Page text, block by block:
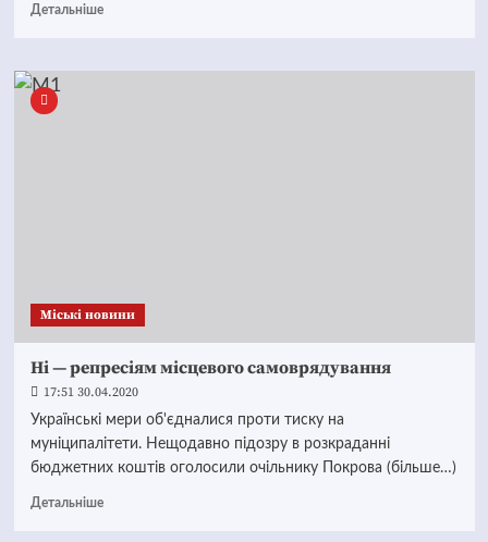
Детальніше
Mіські новини
Ні — репресіям місцевого самоврядування
17:51 30.04.2020
Українські мери об'єдналися проти тиску на
муніципалітети. Нещодавно підозру в розкраданні
бюджетних коштів оголосили очільнику Покрова (більше…)
Детальніше